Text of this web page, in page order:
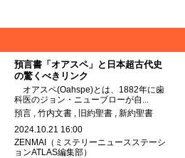
預言書「オアスペ」と日本超古代史
の驚くべきリンク
オアスペ(Oahspe)とは、1882年に歯
科医のジョン・ニューブローが自...
預言
竹内文書 旧約聖書
新約聖書
2024.10.21 16:00
ZENMAI（ミステリーニュースステーシ
ョンATLAS編集部）